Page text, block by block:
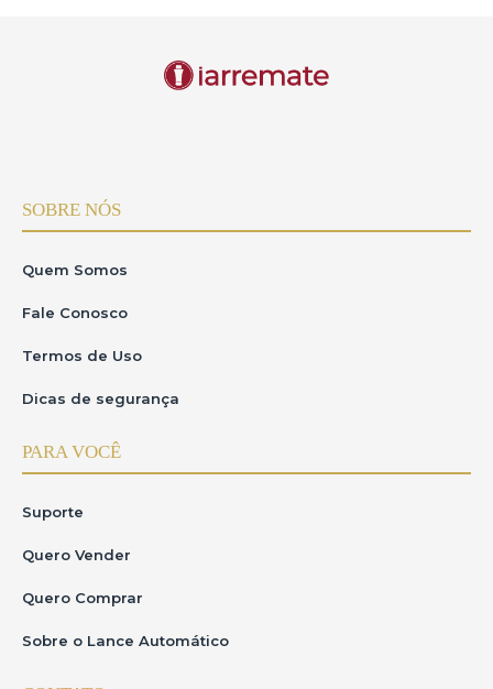
SOBRE NÓS
Quem Somos
Fale Conosco
Termos de Uso
Dicas de segurança
PARA VOCÊ
Suporte
Quero Vender
Quero Comprar
Sobre o Lance Automático